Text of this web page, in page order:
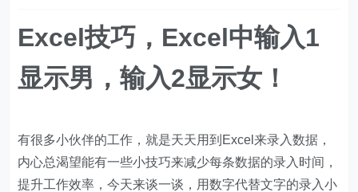
Excel技巧，Excel中输入1
显示男，输入2显示女！
有很多小伙伴的工作，就是天天用到Excel来录入数据，
内心总渴望能有一些小技巧来减少每条数据的录入时间，
提升工作效率，今天来谈一谈，用数字代替文字的录入小